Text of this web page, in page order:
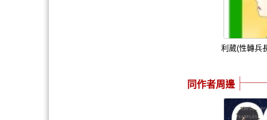
利葳(性轉兵
同作者周邊